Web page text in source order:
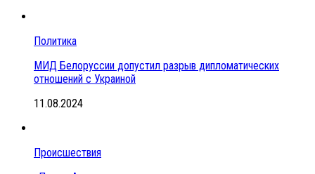
Политика
МИД Белоруссии допустил разрыв дипломатических
отношений с Украиной
11.08.2024
Происшествия